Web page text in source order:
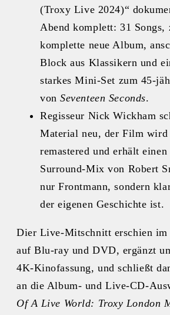
(Troxy Live 2024)“
Abend komplett: 31 Songs,
komplette neue Album,
Block aus Klassikern und
starkes Mini‑Set zum
vonSeventeen Seconds.
Regisseur Nick Wickham
Material neu, der Film
remastered und erhält
Surround-Mix von Robert
nur Frontmann, sondern
der eigenen Geschichte ist.
Dier Live-Mitschnitt erschien im
auf Blu-ray und DVD, ergänzt
4K‑Kinofassung, und schließt
an die Album- und
Of A Live World: Troxy London